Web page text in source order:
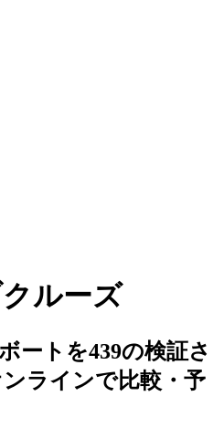
ルーズ
ートを439の検証さ
ラインで比較・予